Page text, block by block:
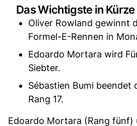
Das Wichtigste in Kürze
Oliver Rowland gewinnt
Formel-E-Rennen in
Edoardo Mortara wird
Siebter.
Sébastien Bumi beendet
Rang 17.
Edoardo Mortara (Rang fünf)